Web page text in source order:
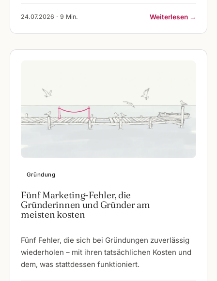
24.07.2026 · 9 Min. Weiterlesen →
Gründung
Fünf Marketing-Fehler, die
Gründerinnen und Gründer am
meisten kosten
Fünf Fehler, die sich bei Gründungen zuverlässig
wiederholen – mit ihren tatsächlichen Kosten und
dem, was stattdessen funktioniert.